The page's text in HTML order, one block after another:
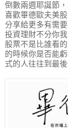
倒數兩週耶誕節
喜歡畢德歐夫美
分享給更多有需要
投資理財不分你
股票不是比誰看
的時候你是否能
式的人往往到最